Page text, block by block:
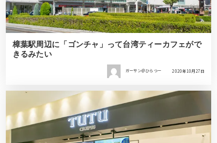
樟葉駅周辺に「ゴンチャ」って台湾ティーカフェがで
きるみたい
ガーサン＠ひらつー 2020年10月27日